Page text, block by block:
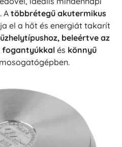
A többrétegű akutermikus
el a hőt és energiát takarít
beleértve az
fogantyúkkalés könnyű